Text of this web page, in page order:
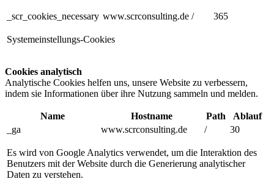
_scr_cookies_necessary www.scrconsulting.de / 365
Systemeinstellungs-Cookies
Cookies analytisch
Analytische Cookies helfen uns, unsere Website zu verbessern,
indem sie Informationen über ihre Nutzung sammeln und melden.
Name Hostname Path
Ablauf
_ga
www.scrconsulting.de / 30
Es wird von Google Analytics verwendet, um die Interaktion des
Benutzers mit der Website durch die Generierung analytischer
Daten zu verstehen.